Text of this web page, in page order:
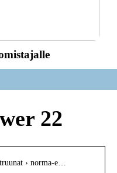
22
› norma-e…